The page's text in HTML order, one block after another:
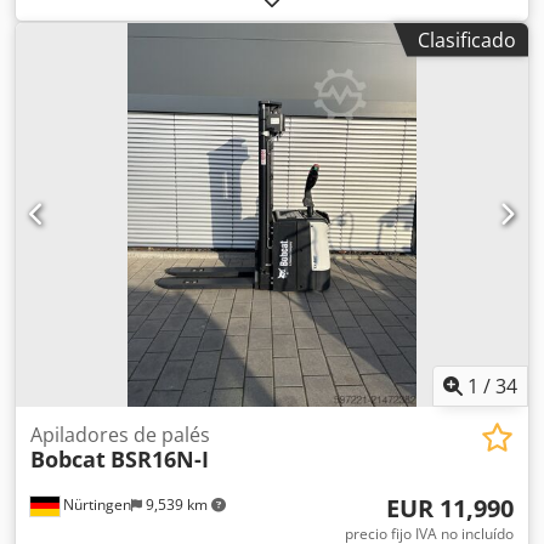
mm, centro de carga:600 mm, tipo de combustible:
, altura de construcción:
24 V, longitud de la
, peso total: 576 kg, 5108763 Número
de serie: OBWNL-003130 Chjdpfx Asyv S Rmsfiea
Especificaciones de la batería: 24 V, 60 Ah.
Clasificado
1 /34
Nürtingen 9,539 km
Apiladores de palés
Bobcat BSR16N-I
EUR 11,990
precio fijo IVA no incluído